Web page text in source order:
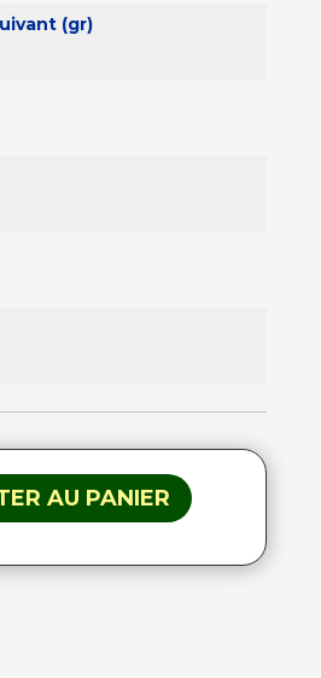
(gr)
AU PANIER